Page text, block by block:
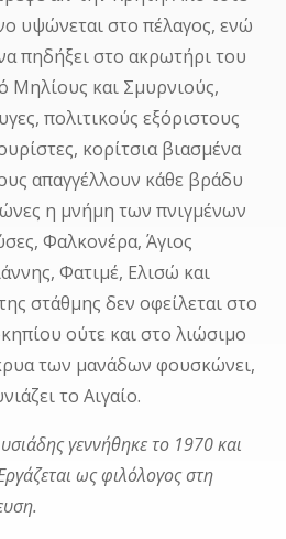
υψώνεται στο πέλαγος, ενώ
πηδήξει στο ακρωτήρι του
Μηλίους και Σμυρνιούς,
πολιτικούς εξόριστους
κορίτσια βιασμένα
απαγγέλλουν κάθε βράδυ
η μνήμη των πνιγμένων
Φαλκονέρα, Άγιος
Φατιμέ, Ελισώ και
στάθμης δεν οφείλεται στο
ούτε και στο λιώσιμο
των μανάδων φουσκώνει,
το Αιγαίο.
γεννήθηκε το 1970 και
ως φιλόλογος στη